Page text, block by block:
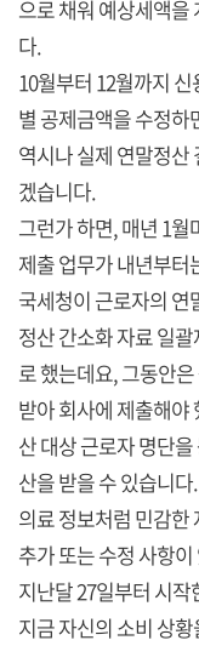
으로 채워 예상세액을
다.
10월부터 12월까지
별 공제금액을 수정하
역시나 실제 연말정산
겠습니다.
그런가 하면, 매년 1
제출 업무가 내년부터
국세청이 근로자의 연
정산 간소화 자료 일
로 했는데요, 그동안
받아 회사에 제출해야
산 대상 근로자 명단
산을 받을 수 있습니다.
의료 정보처럼 민감한
추가 또는 수정 사항
지난달 27일부터 시작
지금 자신의 소비 상